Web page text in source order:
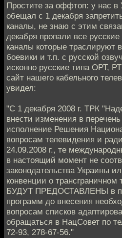
Простите за оффтоп: у нас в
обещал с 1 декабря
каналы, не знаю с этим
декабря пропали все
каналы которые траслируют
боевики и т.п. с русской
исконно русские типа ОРТ,
сайт нашего кабельного
увидел:
"С 1 декабря 2008 г. ТРК
внести изменения в
исполнение Решения
вопросам телевидения и
24.09.2008 г., те
в настоящий момент не
законодательства Украины
конвенции о
БУДУТ ПРЕДОСТАВЛЕНЫ в
программ до внесения
вопросам списков
обращаться в НацСовет по
72-93, 278-67-56."